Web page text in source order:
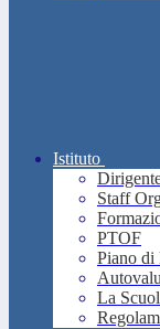
Istituto
Staff
PTOF
Piano di
La